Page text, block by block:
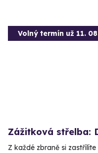
Volný termín už 11.
Zážitková střelba:
Z každé zbraně si